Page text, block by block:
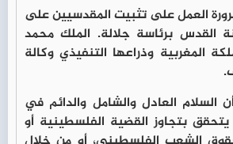
ضرورة العمل على تثبيت المقدسيين على
القدس برئاسة جلالة. الملك محمد
المغربية وذراعها التنفيذي وكالة
أن السلام العادل والشامل والدائم في
بتجاوز القضية الفلسطينية أو